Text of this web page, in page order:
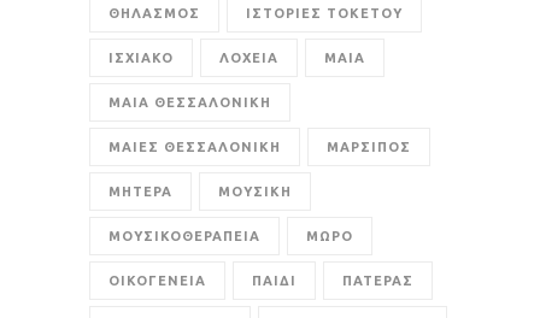
ΘΗΛΑΣΜΟΣ ΙΣΤΟΡΙΕΣ ΤΟΚΕΤΟΥ
ΙΣΧΙΑΚΟ ΛΟΧΕΙΑ ΜΑΙΑ
ΜΑΙΑ ΘΕΣΣΑΛΟΝΙΚΗ
ΜΑΙΕΣ ΘΕΣΣΑΛΟΝΙΚΗ ΜΑΡΣΙΠΟΣ
ΜΗΤΕΡΑ ΜΟΥΣΙΚΗ
ΜΟΥΣΙΚΟΘΕΡΑΠΕΙΑ ΜΩΡΟ
ΟΙΚΟΓΕΝΕΙΑ ΠΑΙΔΙ ΠΑΤΕΡΑΣ